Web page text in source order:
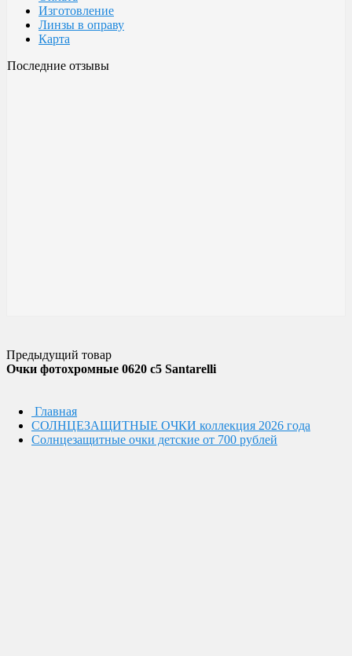
Изготовление
Линзы в оправу
Карта
Последние отзывы
Предыдущий товар
Очки фотохромные 0620 с5 Santarelli
Главная
СОЛНЦЕЗАЩИТНЫЕ ОЧКИ коллекция 2026 года
Солнцезащитные очки детские от 700 рублей